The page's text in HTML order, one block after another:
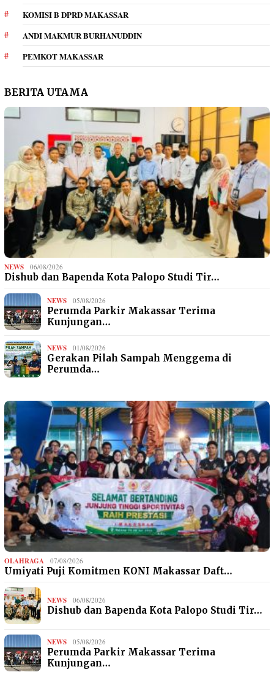
KOMISI B DPRD MAKASSAR
ANDI MAKMUR BURHANUDDIN
PEMKOT MAKASSAR
BERITA UTAMA
NEWS 06/08/2026
Dishub dan Bapenda Kota Palopo Studi Tir…
NEWS 05/08/2026
Perumda Parkir Makassar Terima
Kunjungan…
NEWS 01/08/2026
Gerakan Pilah Sampah Menggema di
Perumda…
OLAHRAGA 07/08/2026
Umiyati Puji Komitmen KONI Makassar Daft…
NEWS 06/08/2026
Dishub dan Bapenda Kota Palopo Studi Tir…
NEWS 05/08/2026
Perumda Parkir Makassar Terima
Kunjungan…